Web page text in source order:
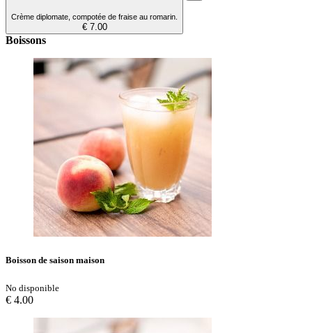
Crème diplomate, compotée de fraise au romarin.
€ 7.00
Boissons
Boisson de saison maison
No disponible
€ 4.00